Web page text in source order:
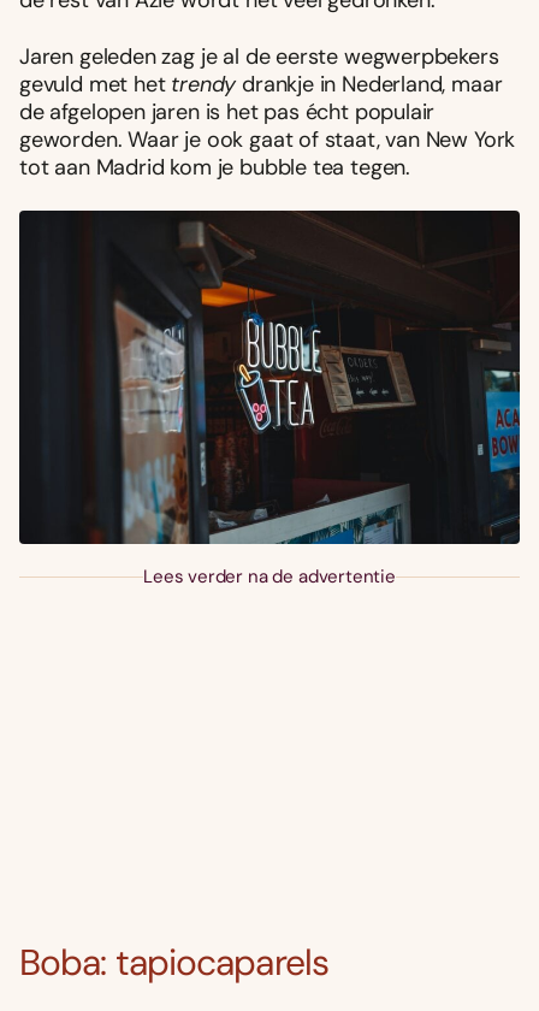
Jaren geleden zag je al de eerste wegwerpbekers
gevuld met het trendydrankje in Nederland, maar
de afgelopen jaren is het pas écht populair
geworden. Waar je ook gaat of staat, van New York
tot aan Madrid kom je bubble tea tegen.
Lees verder na de advertentie
Boba: tapiocaparels